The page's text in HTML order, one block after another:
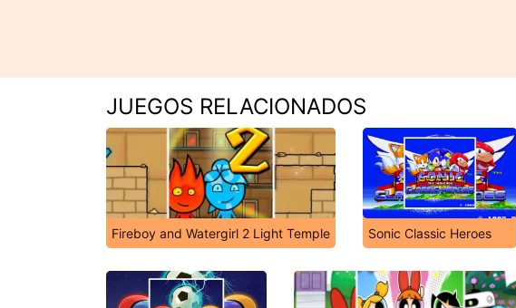
JUEGOS RELACIONADOS
Fireboy and Watergirl 2 Light Temple Sonic Classic Heroes